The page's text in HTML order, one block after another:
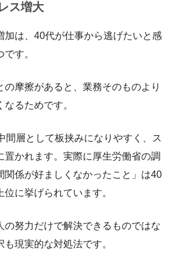
ス増大
加は、40代が仕事から逃げたいと感
す。
の摩擦があると、業務そのものより
るためです。
間層として板挟みになりやすく、ス
置かれます。実際に厚生労働省の調
関係が好ましくなかったこと」は40
に挙げられています。
の努力だけで解決できるものではな
現実的な対処法です。